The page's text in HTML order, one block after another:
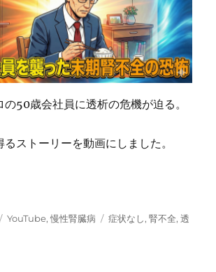
の50歳会社員に透析の危機が迫る。
ストーリーを動画にしました。
です」末期腎不全の恐怖” の
カ
YouTube,慢性腎臓病
タ
症状なし,腎不全,透